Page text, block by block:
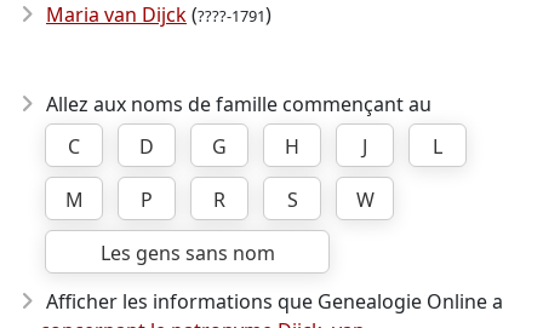
Maria van Dijck(????-1791)
Allez aux noms de famille commençant au
C
D G H J
L
M
P R S
W
Les gens sans nom
Afficher les informations que Genealogie Online a